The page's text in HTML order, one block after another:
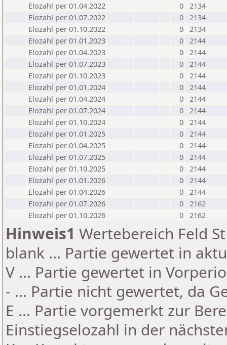
Elozahl per 01.04.2022
0 2134
Elozahl per 01.07.2022
0 2134
Elozahl per 01.10.2022
0 2134
Elozahl per 01.01.2023
0 2144
Elozahl per 01.04.2023
0 2144
Elozahl per 01.07.2023
0 2144
Elozahl per 01.10.2023
0 2144
Elozahl per 01.01.2024
0 2144
Elozahl per 01.04.2024
0 2144
Elozahl per 01.07.2024
0 2144
Elozahl per 01.10.2024
0 2144
Elozahl per 01.01.2025
0 2144
Elozahl per 01.04.2025
0 2144
Elozahl per 01.07.2025
0 2144
Elozahl per 01.10.2025
0 2144
Elozahl per 01.01.2026
0 2144
Elozahl per 01.04.2026
0 2144
Elozahl per 01.07.2026
0 2162
Elozahl per 01.10.2026
0 2162
Hinweis1 Wertebereich Feld
blank ... Partie gewertet in
V ... Partie gewertet in
- ... Partie nicht gewertet, da
E ... Partie vorgemerkt zur
Einstiegselozahl in der